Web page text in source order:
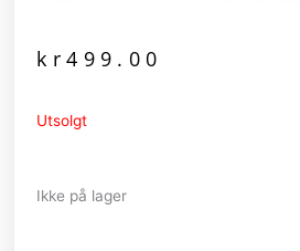
kr499.00
Utsolgt
Ikke på lager